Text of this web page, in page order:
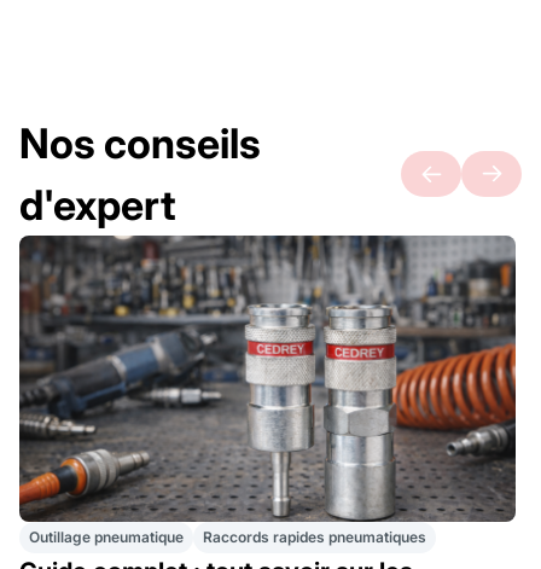
Nos conseils
d'expert
Outillage pneumatique Raccords rapides pneumatiques